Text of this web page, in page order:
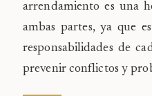
arrendamiento es una
ambas partes, ya que
responsabilidades de
prevenir conflictos y